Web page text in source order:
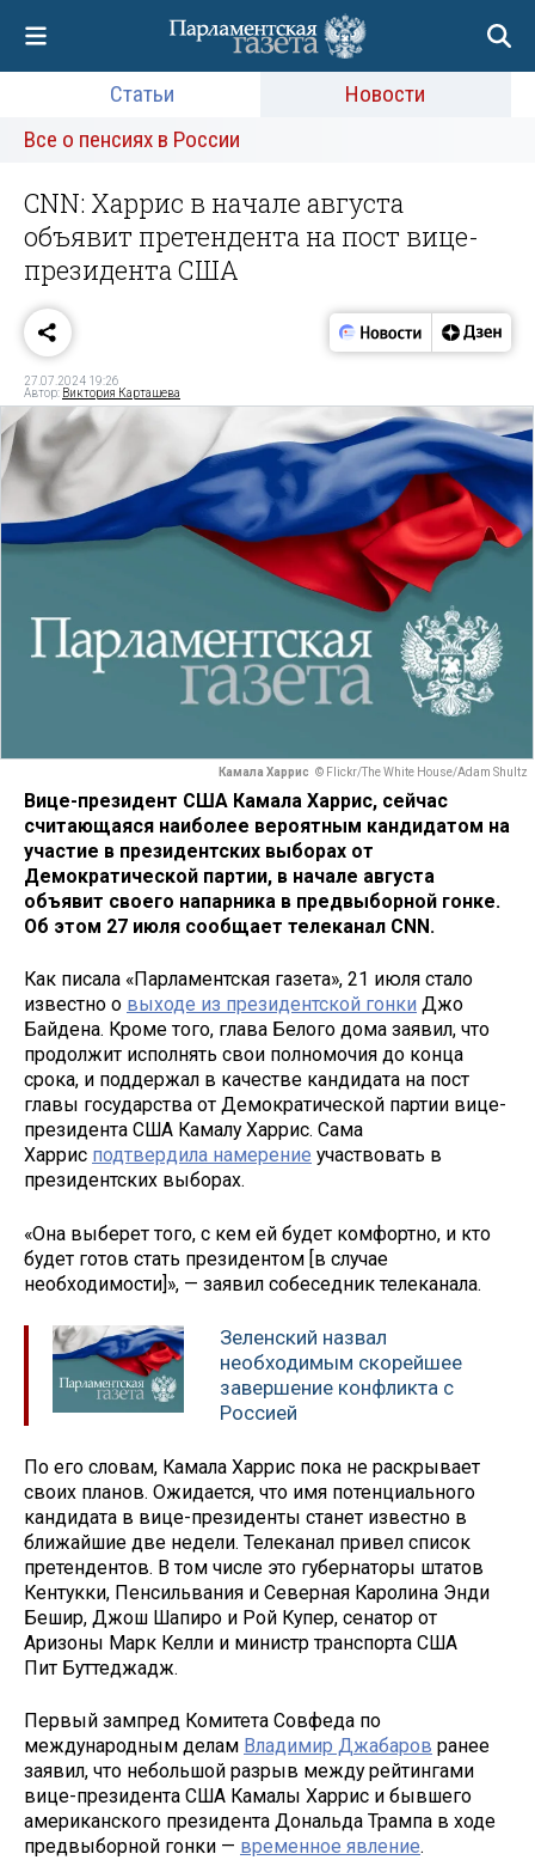
Статьи
Новости
Все о пенсиях в России
CNN: Харрис в начале августа
объявит претендента на пост вице-
президента США
27.07.2024 19:26
Автор: Виктория Карташева
Камала Харрис © Flickr/The White House/Adam Shultz
Вице-президент США Камала Харрис, сейчас
считающаяся наиболее вероятным кандидатом на
участие в президентских выборах от
Демократической партии, в начале августа
объявит своего напарника в предвыборной гонке.
Об этом 27 июля сообщает телеканал CNN.
Как писала «Парламентская газета», 21 июля стало
известно о выходе из президентской гонки Джо
Байдена. Кроме того, глава Белого дома заявил, что
продолжит исполнять свои полномочия до конца
срока, и поддержал в качестве кандидата на пост
главы государства от Демократической партии вице-
президента США Камалу Харрис. Сама
Харрис подтвердила намерение участвовать в
президентских выборах.
«Она выберет того, с кем ей будет комфортно, и кто
будет готов стать президентом [в случае
необходимости]», — заявил собеседник телеканала.
Зеленский назвал
необходимым скорейшее
завершение конфликта с
Россией
По его словам, Камала Харрис пока не раскрывает
своих планов. Ожидается, что имя потенциального
кандидата в вице-президенты станет известно в
ближайшие две недели. Телеканал привел список
претендентов. В том числе это губернаторы штатов
Кентукки, Пенсильвания и Северная Каролина Энди
Бешир, Джош Шапиро и Рой Купер, сенатор от
Аризоны Марк Келли и министр транспорта США
Пит Буттеджадж.
Первый зампред Комитета Совфеда по
международным делам Владимир Джабаров ранее
заявил, что небольшой разрыв между рейтингами
вице-президента США Камалы Харрис и бывшего
американского президента Дональда Трампа в ходе
предвыборной гонки — временное явление.